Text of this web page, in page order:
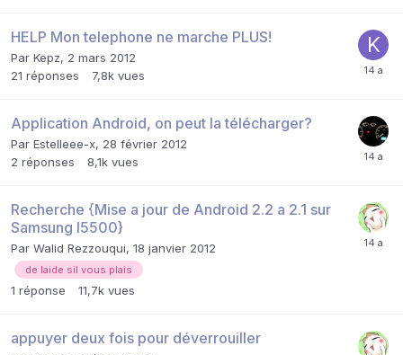
HELP Mon telephone ne marche PLUS!
Par Kepz, 2 mars 2012
21 réponses 7,8k vues
Application Android, on peut la télécharger?
Par Estelleee-x, 28 février 2012
2 réponses 8,1k vues
Recherche {Mise a jour de Android 2.2 a 2.1 sur
Samsung I5500}
Par Walid Rezzouqui, 18 janvier 2012
de laide sil vous plais
1 réponse 11,7k vues
appuyer deux fois pour déverrouiller